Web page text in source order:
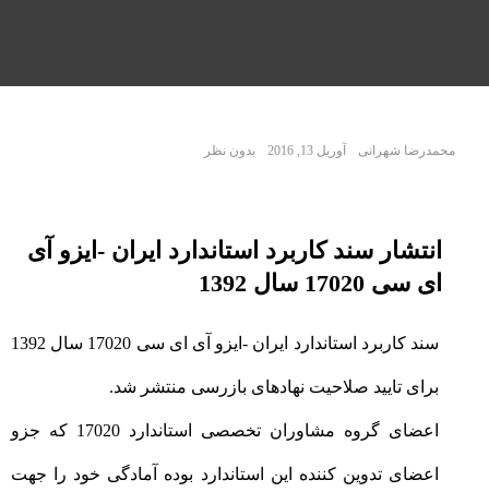
محمدرضا شهرانی آوریل 13, 2016 بدون نظر
انتشار سند کاربرد استاندارد ایران -ایزو آی
ای سی 17020 سال 1392
سند کاربرد استاندارد ایران -ایزو آی ای سی 17020 سال 1392
برای تایید صلاحیت نهادهای بازرسی منتشر شد.
اعضای گروه مشاوران تخصصی استاندارد 17020 که جزو
اعضای تدوین کننده این استاندارد بوده آمادگی خود را جهت